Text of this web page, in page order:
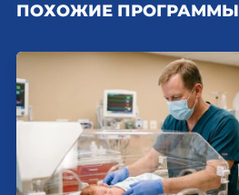
ПОХОЖИЕ ПРОГРАММЫ